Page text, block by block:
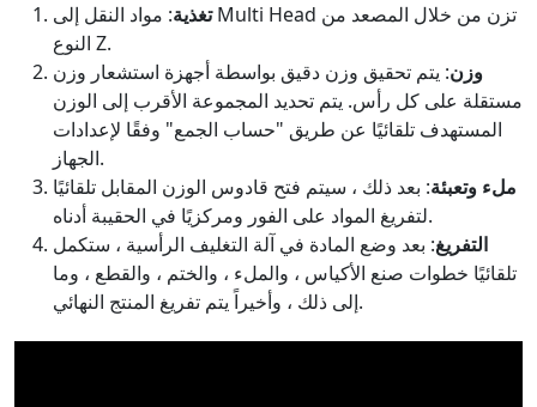
تغذية: مواد النقل إلى Multi Head تزن من خلال المصعد من
النوع Z.
وزن: يتم تحقيق وزن دقيق بواسطة أجهزة استشعار وزن
مستقلة على كل رأس. يتم تحديد المجموعة الأقرب إلى الوزن
المستهدف تلقائيًا عن طريق "حساب الجمع" وفقًا لإعدادات
الجهاز.
ملء وتعبئة: بعد ذلك ، سيتم فتح قادوس الوزن المقابل تلقائيًا
لتفريغ المواد على الفور ومركزيًا في الحقيبة أدناه.
التفريغ: بعد وضع المادة في آلة التغليف الرأسية ، ستكمل
تلقائيًا خطوات صنع الأكياس ، والملء ، والختم ، والقطع ، وما
إلى ذلك ، وأخيراً يتم تفريغ المنتج النهائي.